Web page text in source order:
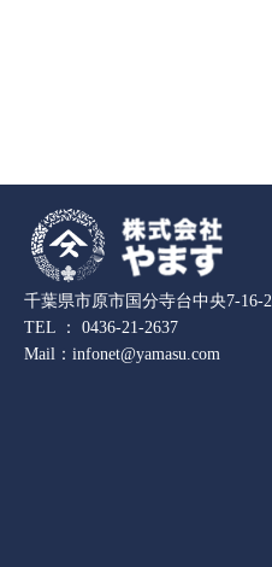
千葉県市原市国分寺台中央7-16-2
TEL ： 0436-21-2637
Mail： infonet@yamasu.com